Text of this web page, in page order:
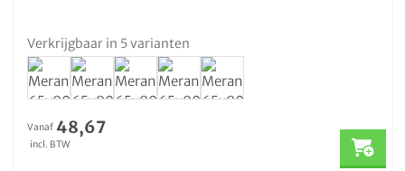
Verkrijgbaar in 5 varianten
Vanaf 48,67
incl. BTW